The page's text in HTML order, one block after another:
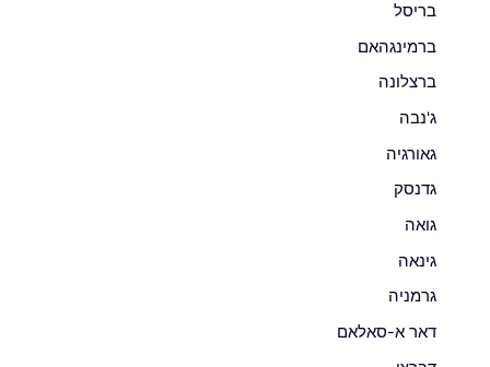
בריסל
ברמינגהאם
ברצלונה
ג'נבה
גאורגיה
גדנסק
גואה
גינאה
גרמניה
דאר א-סאלאם